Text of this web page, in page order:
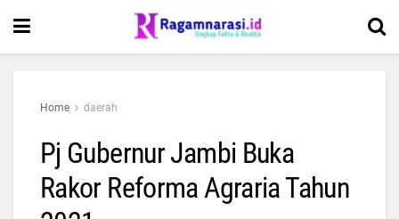
Home daerah
Pj Gubernur Jambi Buka
Rakor Reforma Agraria Tahun